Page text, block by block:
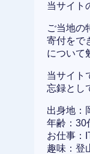
当サイト
ご当地の
寄付をで
について
当サイト
忘録とし
出身地：
年齢：30
お仕事：
趣味：登